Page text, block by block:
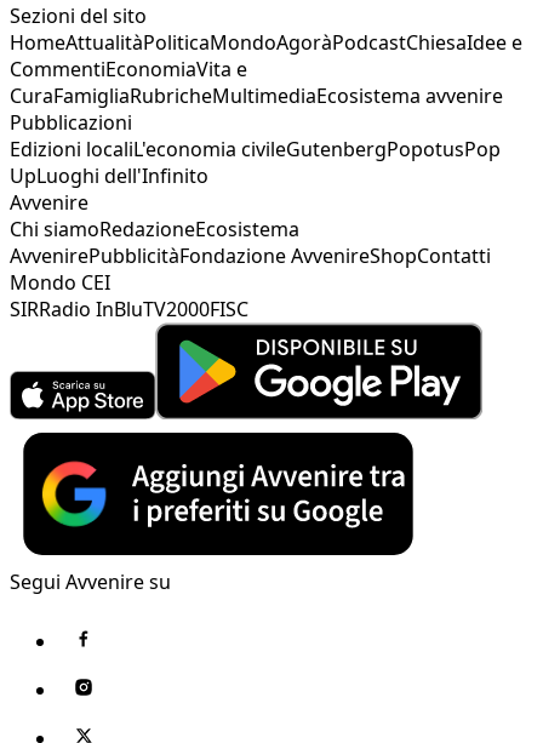
Sezioni del sito
HomeAttualitàPoliticaMondoAgoràPodcastChiesaIdee e
CommentiEconomiaVita e
CuraFamigliaRubricheMultimediaEcosistema avvenire
Pubblicazioni
Edizioni localiL'economia civileGutenbergPopotusPop
UpLuoghi dell'Infinito
Avvenire
Chi siamoRedazioneEcosistema
AvvenirePubblicitàFondazione AvvenireShopContatti
Mondo CEI
SIRRadio InBluTV2000FISC
Segui Avvenire su